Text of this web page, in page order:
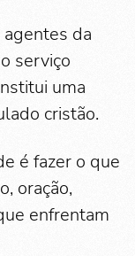
da
serviço
uma
cristão.
é fazer o que
oração,
enfrentam